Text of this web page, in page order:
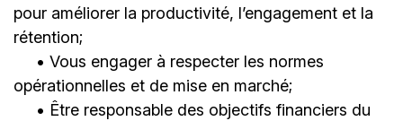
pour améliorer la productivité, l’engagement et la
rétention;
• Vous engager à respecter les normes
opérationnelles et de mise en marché;
• Être responsable des objectifs financiers du